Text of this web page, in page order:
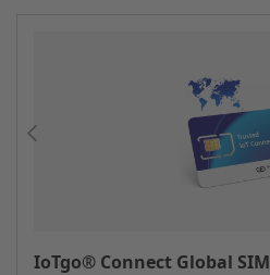
IoTgo® Connect Global SIM